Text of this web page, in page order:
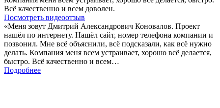
Всё качественно и всем доволен.
Посмотреть видеоотзыв
«Меня зовут Дмитрий Александрович Коновалов. Проект
нашёл по интернету. Нашёл сайт, номер телефона компании и
позвонил. Мне всё объяснили, всё подсказали, как всё нужно
делать. Компания меня всем устраивает, хорошо всё делается,
быстро. Всё качественно и всем…
Подробнее